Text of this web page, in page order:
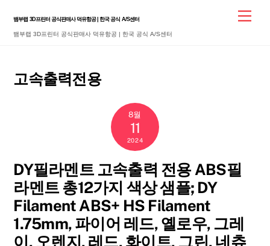
content
뱀부랩 3D프린터 공식판매사 덕유항공 | 한국 공식 A/S센터
뱀부랩 3D프린터 공식판매사 덕유항공 | 한국 공식 A/S센터
고속출력전용
8월
11
2024
DY필라멘트 고속출력 전용 ABS필
라멘트 총12가지 색상 샘플; DY
Filament ABS+ HS Filament
1.75mm, 파이어 레드, 옐로우, 그레
이, 오렌지, 레드, 화이트, 그린, 네츄